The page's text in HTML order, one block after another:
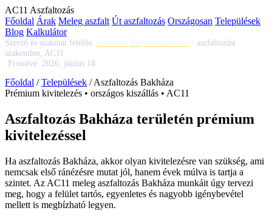
AC11 Aszfaltozás
Főoldal Árak Meleg aszfalt Út aszfaltozás Országosan Települések
Blog Kalkulátor
Szerző és szakmai felelős: · aszfaltozási
szakember, AC11
Frissítve: 2026. június 18.
Főoldal /Települések /Aszfaltozás Bakháza
Prémium kivitelezés • országos kiszállás • AC11
Aszfaltozás Bakháza területén prémium
kivitelezéssel
Ha aszfaltozás Bakháza, akkor olyan kivitelezésre van szükség, ami
nemcsak első ránézésre mutat jól, hanem évek múlva is tartja a
szintet. Az AC11 meleg aszfaltozás Bakháza munkáit úgy tervezi
meg, hogy a felület tartós, egyenletes és nagyobb igénybevétel
mellett is megbízható legyen.